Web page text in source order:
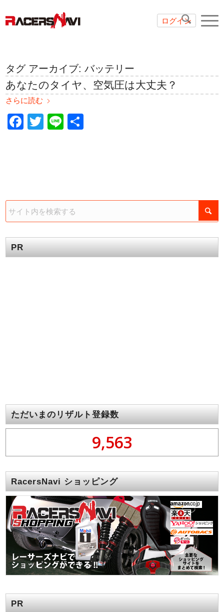
ログイン
タグ アーカイブ:バッテリー
あなたのタイヤ、空気圧は大丈夫？
さらに読む
Facebook
Twitter
Line
PR
ただいまのリザルト登録数
9,563
RacersNavi ショッピング
PR